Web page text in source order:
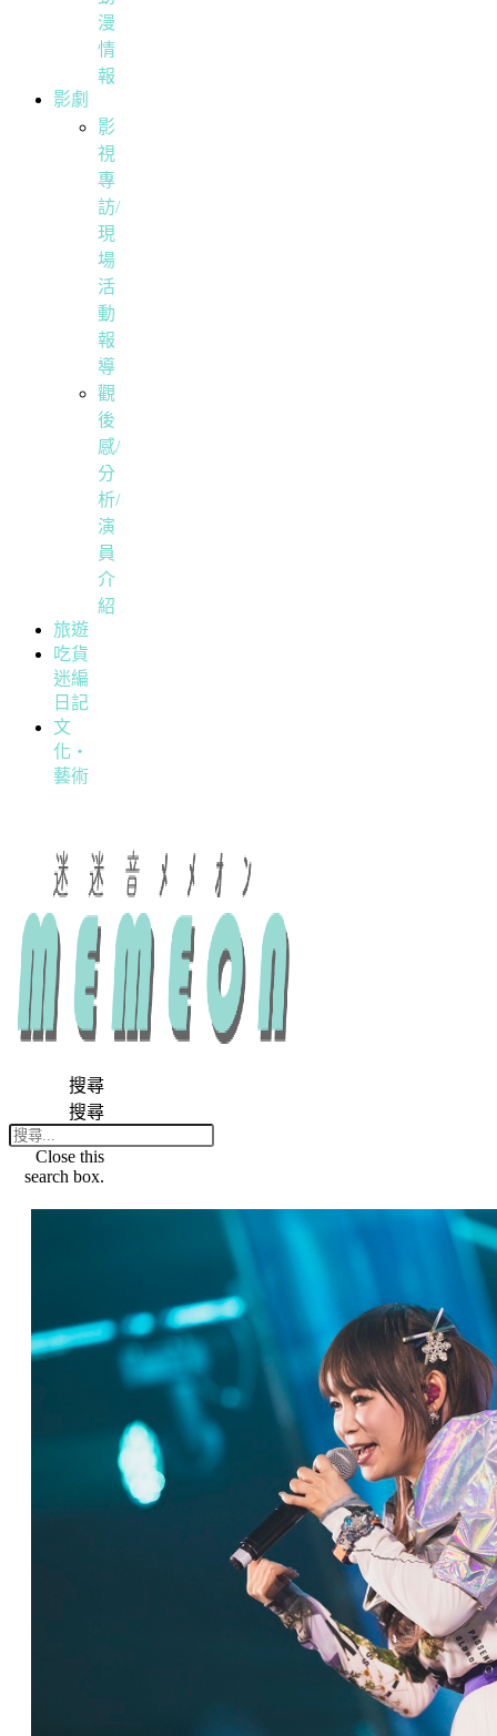
漫
情
報
影劇
影
視
專
訪/
現
場
活
動
報
導
觀
後
感/
分
析/
演
員
介
紹
旅遊
吃貨
迷編
日記
文
化・
藝術
搜尋
搜尋
Close this
search box.